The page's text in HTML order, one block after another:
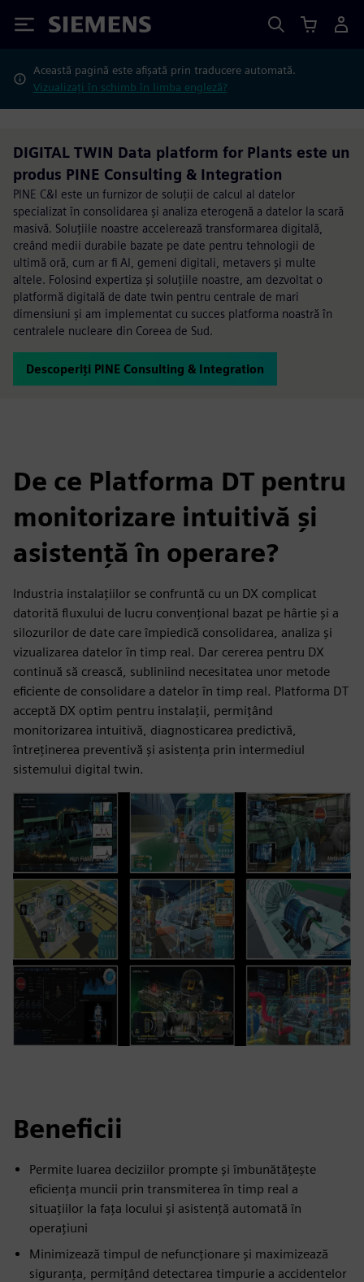
Siemens
Această pagină este afișată prin traducere automată.
Vizualizați în schimb în limba engleză?
DIGITAL TWIN Data platform for Plants este un
produs PINE Consulting & Integration
PINE C&I este un furnizor de soluții de calcul al datelor
specializat în consolidarea și analiza eterogenă a datelor la scară
masivă. Soluțiile noastre accelerează transformarea digitală,
creând medii durabile bazate pe date pentru tehnologii de
ultimă oră, cum ar fi AI, gemeni digitali, metavers și multe
altele. Folosind expertiza și soluțiile noastre, am dezvoltat o
platformă digitală de date twin pentru centrale de mari
dimensiuni și am implementat cu succes platforma noastră în
centralele nucleare din Coreea de Sud.
Descoperiți PINE Consulting & Integration
De ce Platforma DT pentru
monitorizare intuitivă și
asistență în operare?
Industria instalațiilor se confruntă cu un DX complicat
datorită fluxului de lucru convențional bazat pe hârtie și a
silozurilor de date care împiedică consolidarea, analiza și
vizualizarea datelor în timp real. Dar cererea pentru DX
continuă să crească, subliniind necesitatea unor metode
eficiente de consolidare a datelor în timp real. Platforma DT
acceptă DX optim pentru instalații, permițând
monitorizarea intuitivă, diagnosticarea predictivă,
întreținerea preventivă și asistența prin intermediul
sistemului digital twin.
Beneficii
Permite luarea deciziilor prompte şi îmbunătăţeşte
eficienţa muncii prin transmiterea în timp real a
situaţiilor la faţa locului şi asistenţă automată în
operaţiuni
Minimizează timpul de nefuncționare și maximizează
siguranța, permițând detectarea timpurie a accidentelor